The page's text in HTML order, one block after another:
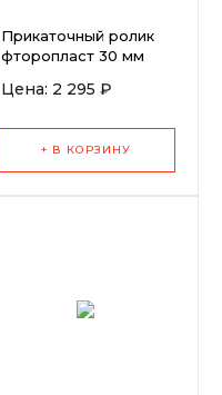
Прикаточный ролик
фторопласт 30 мм
Цена: 2 295 ₽
+ В КОРЗИНУ